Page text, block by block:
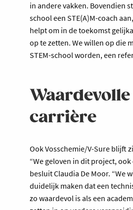
in andere vakken. Bovendien
school een STE(A)M-coach
helpt om in de toekomst
op te zetten. We willen op die
STEM-school worden, een
Waardevolle
carrière
Ook Vosschemie/V-Sure blijft
“We geloven in dit project,
besluit Claudia De Moor. “We
duidelijk maken dat een
zo waardevol is als een